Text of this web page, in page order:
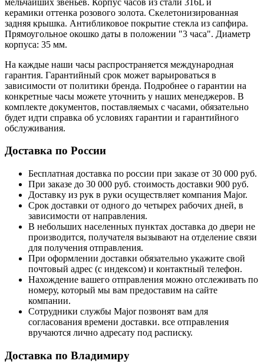
керамики оттенка розового золота. Скелетонизированная
задняя крышка. Антибликовое покрытие стекла из сапфира.
Прямоугольное окошко даты в положении "3 часа". Диаметр
корпуса: 35 мм.
На каждые наши часы распространяется международная
гарантия. Гарантийный срок может варьироваться в
зависимости от политики бренда. Подробнее о гарантии на
конкретные часы можете уточнить у наших менеджеров. В
комплекте документов, поставляемых с часами, обязательно
будет идти справка об условиях гарантии и гарантийного
обслуживания.
Доставка по России
Бесплатная доставка по россии при заказе от 30 000 руб.
При заказе до 30 000 руб. стоимость доставки 900 руб.
Доставку из рук в руки осуществляет компания Major.
Срок доставки от одного до четырех рабочих дней, в
зависимости от направления.
В небольших населенных пунктах доставка до двери не
производится, получателя вызывают на отделение связи
для получения отправления.
При оформлении доставки обязательно укажите свой
почтовый адрес (с индексом) и контактный телефон.
Нахождение вашего отправления можно отслеживать по
номеру, который мы вам предоставим на сайте
компании.
Сотрудники службы Major позвонят вам для
согласования времени доставки. все отправления
вручаются лично адресату под расписку.
Доставка по Владимиру